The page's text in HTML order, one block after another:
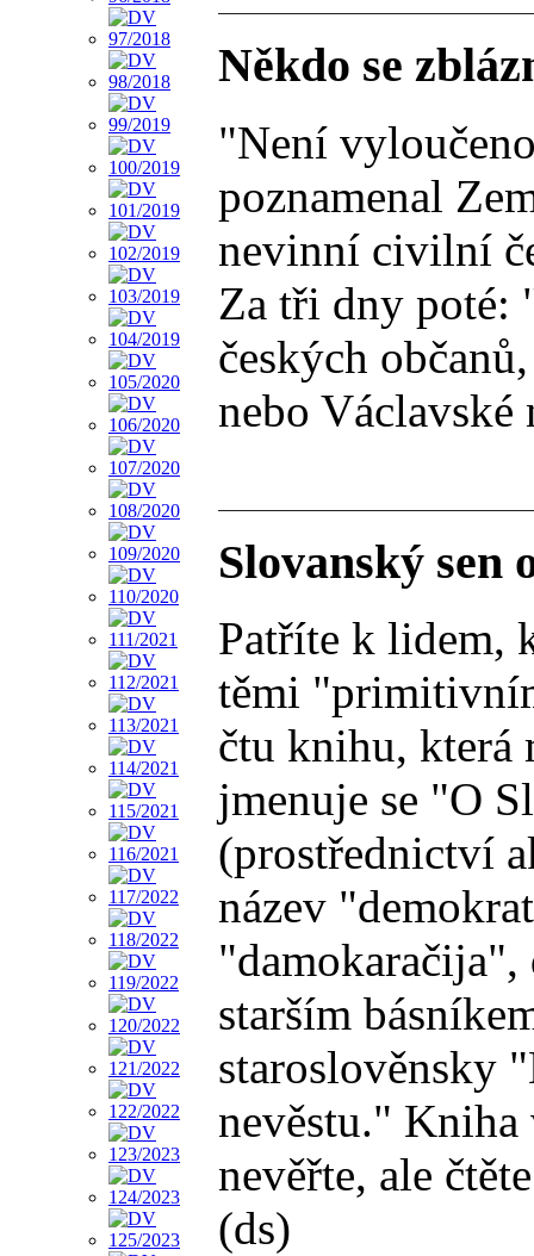
Někdo se
"Není
poznamenal
nevinní civilní
Za tři dny poté:
českých
nebo
Slovanský sen
Patříte k lidem,
těmi
čtu knihu, která
jmenuje se "O
(prostřednictví
název
"damokaračija",
starším
staroslověnsky
nevěstu." Kniha
nevěřte, ale
(ds)